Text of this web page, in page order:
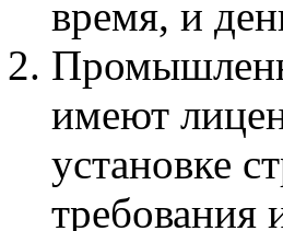
время, и
имеют
установке
требования